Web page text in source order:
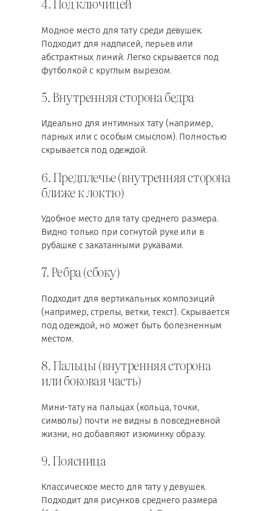
Модное место для тату среди девушек.
Подходит для надписей, перьев или
абстрактных линий. Легко скрывается под
футболкой с круглым вырезом.
5. Внутренняя сторона бедра
Идеально для интимных тату (например,
парных или с особым смыслом). Полностью
скрывается под одеждой.
6. Предплечье (внутренняя сторона
ближе к локтю)
Удобное место для тату среднего размера.
Видно только при согнутой руке или в
рубашке с закатанными рукавами.
7. Ребра (сбоку)
Подходит для вертикальных композиций
(например, стрелы, ветки, текст). Скрывается
под одеждой, но может быть болезненным
местом.
8. Пальцы (внутренняя сторона
или боковая часть)
Мини-тату на пальцах (кольца, точки,
символы) почти не видны в повседневной
жизни, но добавляют изюминку образу.
9. Поясница
Классическое место для тату у девушек.
Подходит для рисунков среднего размера